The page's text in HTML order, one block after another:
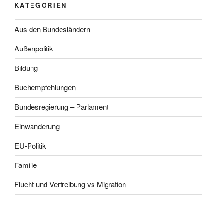
KATEGORIEN
Aus den Bundesländern
Außenpolitik
Bildung
Buchempfehlungen
Bundesregierung – Parlament
Einwanderung
EU-Politik
Familie
Flucht und Vertreibung vs Migration